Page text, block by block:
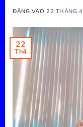
ĐĂNG VÀO 22 THÁNG
22
Th4